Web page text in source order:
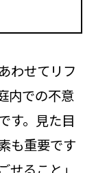
わせてリフ
内での不意
す。見た目
も重要です